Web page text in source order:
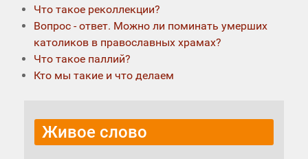
Что такое реколлекции?
Вопрос - ответ. Можно ли поминать умерших
католиков в православных храмах?
Что такое паллий?
Кто мы такие и что делаем
Живое слово